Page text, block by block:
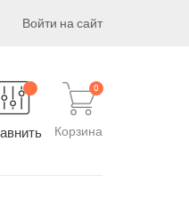
Войти на сайт
Корзина
0